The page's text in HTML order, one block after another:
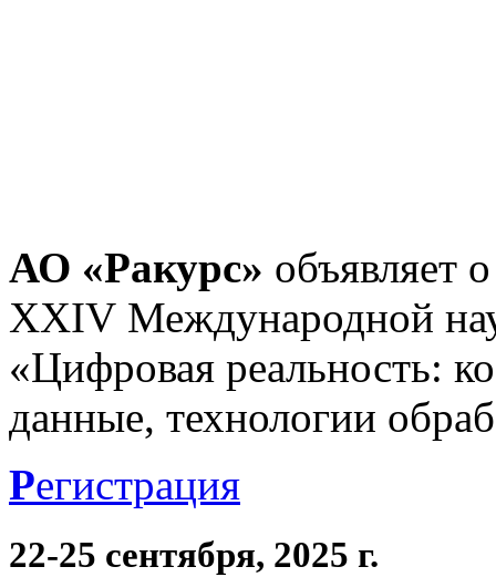
АО «Ракурс» объявляет
XXIV Международной
«Цифровая реальность:
данные, технологии
Регистрация
22-25 сентября, 2025 г.